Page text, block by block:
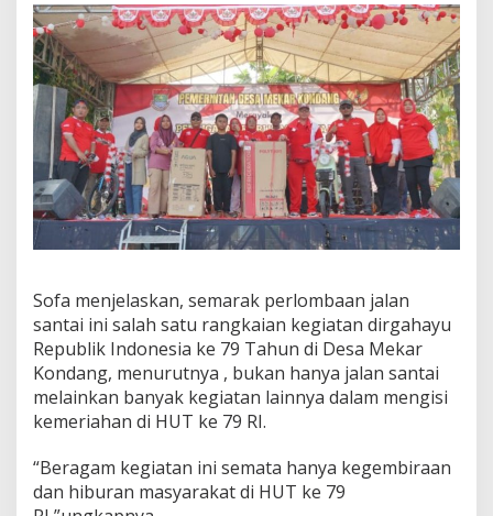
e
s
M
e
k
a
r
K
o
n
d
a
n
Sofa menjelaskan, semarak perlombaan jalan
santai ini salah satu rangkaian kegiatan dirgahayu
Republik Indonesia ke 79 Tahun di Desa Mekar
Kondang, menurutnya , bukan hanya jalan santai
melainkan banyak kegiatan lainnya dalam mengisi
kemeriahan di HUT ke 79 RI.
“Beragam kegiatan ini semata hanya kegembiraan
dan hiburan masyarakat di HUT ke 79